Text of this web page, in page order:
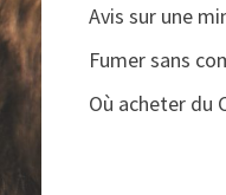
Avis sur une
Fumer sans
Où acheter du